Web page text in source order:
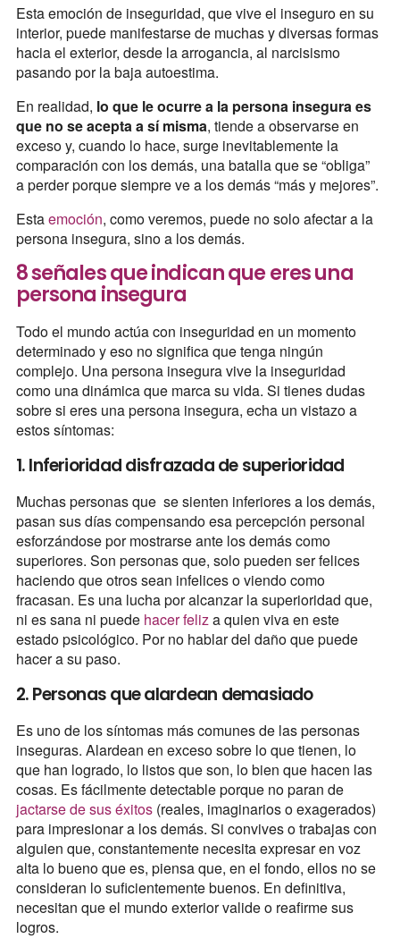
Esta emoción de inseguridad, que vive el inseguro en su
interior, puede manifestarse de muchas y diversas formas
hacia el exterior, desde la arrogancia, al narcisismo
pasando por la baja autoestima.
En realidad, lo que le ocurre a la persona insegura es
que no se acepta a sí misma, tiende a observarse en
exceso y, cuando lo hace, surge inevitablemente la
comparación con los demás, una batalla que se “obliga”
a perder porque siempre ve a los demás “más y mejores”.
Estaemoción, como veremos, puede no solo afectar a la
persona insegura, sino a los demás.
8 señales que indican que eres una
persona insegura
Todo el mundo actúa con inseguridad en un momento
determinado y eso no significa que tenga ningún
complejo. Una persona insegura vive la inseguridad
como una dinámica que marca su vida. Si tienes dudas
sobre si eres una persona insegura, echa un vistazo a
estos síntomas:
1. Inferioridad disfrazada de superioridad
Muchas personas que se sienten inferiores a los demás,
pasan sus días compensando esa percepción personal
esforzándose por mostrarse ante los demás como
superiores. Son personas que, solo pueden ser felices
haciendo que otros sean infelices o viendo como
fracasan. Es una lucha por alcanzar la superioridad que,
ni es sana ni puede hacer feliza quien viva en este
estado psicológico. Por no hablar del daño que puede
hacer a su paso.
2. Personas que alardean demasiado
Es uno de los síntomas más comunes de las personas
inseguras. Alardean en exceso sobre lo que tienen, lo
que han logrado, lo listos que son, lo bien que hacen las
cosas. Es fácilmente detectable porque no paran de
jactarse de sus éxitos(reales, imaginarios o exagerados)
para impresionar a los demás. Si convives o trabajas con
alguien que, constantemente necesita expresar en voz
alta lo bueno que es, piensa que, en el fondo, ellos no se
consideran lo suficientemente buenos. En definitiva,
necesitan que el mundo exterior valide o reafirme sus
logros.